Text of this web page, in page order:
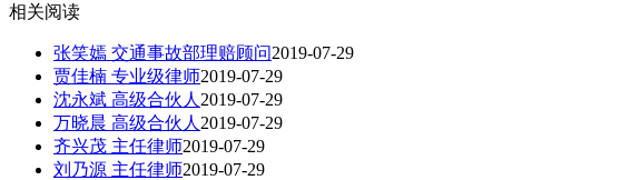
相关阅读
张笑嫣 交通事故部理赔顾问2019-07-29
贾佳楠 专业级律师2019-07-29
沈永斌 高级合伙人 2019-07-29
万晓晨 高级合伙人 2019-07-29
齐兴茂 主任律师2019-07-29
刘乃源 主任律师2019-07-29